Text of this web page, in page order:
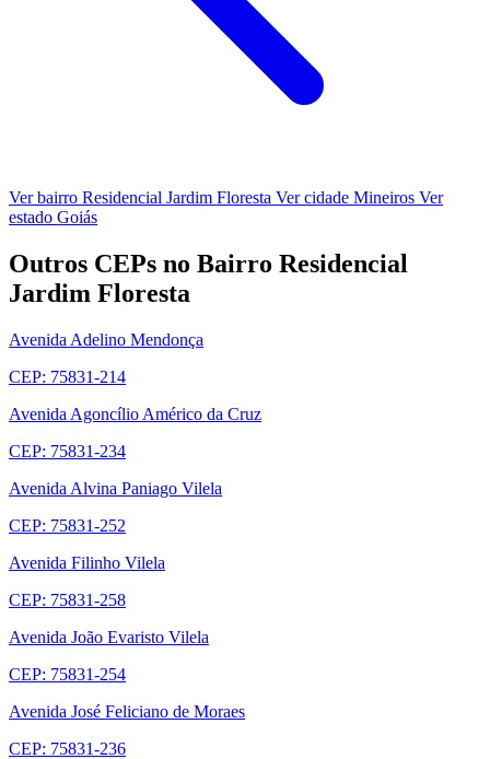
Ver bairro Residencial Jardim Floresta Ver cidade Mineiros Ver
estado Goiás
Outros CEPs no Bairro Residencial
Jardim Floresta
Avenida Adelino Mendonça
CEP: 75831-214
Avenida Agoncílio Américo da Cruz
CEP: 75831-234
Avenida Alvina Paniago Vilela
CEP: 75831-252
Avenida Filinho Vilela
CEP: 75831-258
Avenida João Evaristo Vilela
CEP: 75831-254
Avenida José Feliciano de Moraes
CEP: 75831-236